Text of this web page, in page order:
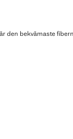
den bekvämaste